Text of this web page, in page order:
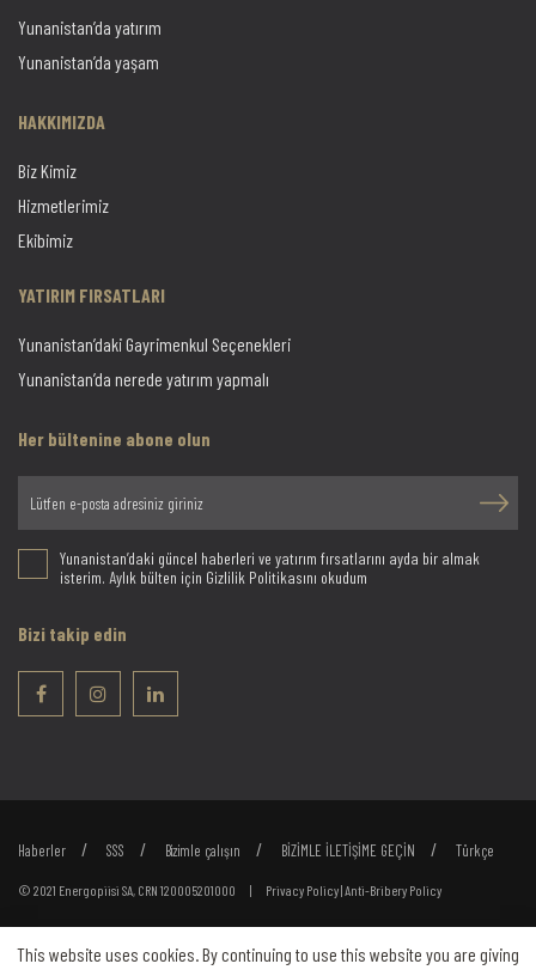
Yunanistan’da yatırım
Yunanistan’da yaşam
HAKKIMIZDA
Biz Kimiz
Hizmetlerimiz
Ekibimiz
YATIRIM FIRSATLARI
Yunanistan’daki Gayrimenkul Seçenekleri
Yunanistan’da nerede yatırım yapmalı
Her bültenine abone olun
Yunanistan’daki güncel haberleri ve yatırım fırsatlarını ayda bir almak
isterim. Aylık bülten için Gizlilik Politikasını okudum
Bizi takip edin
Haberler SSS Bizimle çalışın BİZİMLE İLETİŞİME GEÇİN Türkçe
© 2021 Energopiisi SA, CRN 120005201000 | Privacy Policy|Anti-Bribery Policy
This website uses cookies. By continuing to use this website you are giving